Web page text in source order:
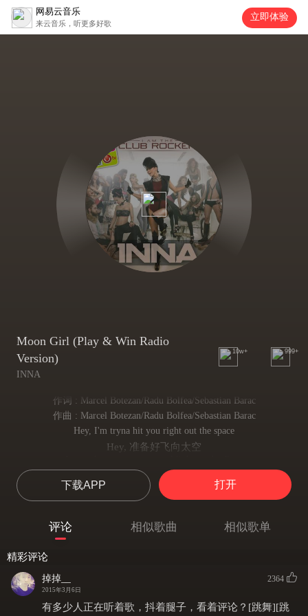
网易云音乐
来云音乐，听更多好歌
立即体验
Moon Girl (Play & Win Radio
Version)
INNA
10w+ 999+
作词 : Marcel Botezan/Radu Bolfea/Sebastian Barac
作曲 : Marcel Botezan/Radu Bolfea/Sebastian Barac
Hey, I'm tryna hit you right out the space
Hey, 准备好飞向太空
随着舞池 我的万丈光芒
And gravity is all over the place
引力已经无处不在
我就是月球 baby, 我的宇宙已然挣脱
And gravity is all over the place
下载APP 打开
评论 相似歌曲 相似歌单
精彩评论
掉掉__
2015年3月6日
2364
有多少人正在听着歌，抖着腿子，看着评论？[跳舞][跳